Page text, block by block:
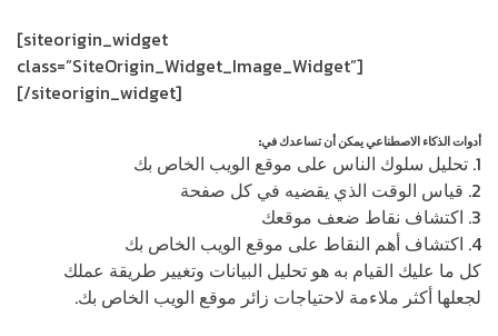
[siteorigin_widget
class=”SiteOrigin_Widget_Image_Widget”]
[/siteorigin_widget]
أدوات الذكاء الاصطناعي يمكن أن تساعدك في:
1. تحليل سلوك الناس على موقع الويب الخاص بك
2. قياس الوقت الذي يقضيه في كل صفحة
3. اكتشاف نقاط ضعف موقعك
4. اكتشاف أهم النقاط على موقع الويب الخاص بك
كل ما عليك القيام به هو تحليل البيانات وتغيير طريقة عملك
لجعلها أكثر ملاءمة لاحتياجات زائر موقع الويب الخاص بك.